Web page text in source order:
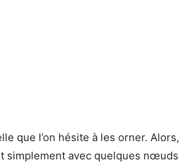
que l’on hésite à les orner. Alors,
simplement avec quelques nœuds